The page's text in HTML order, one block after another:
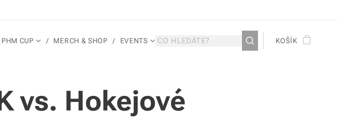
PHM CUP MERCH & SHOP EVENTS KOŠÍK
vs. Hokejové